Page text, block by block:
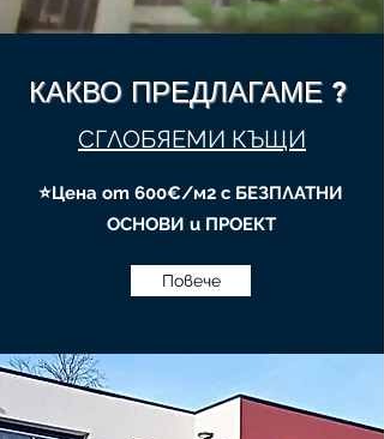
КАКВО ПРЕДЛАГАМЕ ?
Повече
СГЛОБЯЕМИ КЪЩИ
⭐️Цена от 600€/м2 с БЕЗПЛАТНИ
ОСНОВИ и ПРОЕКТ